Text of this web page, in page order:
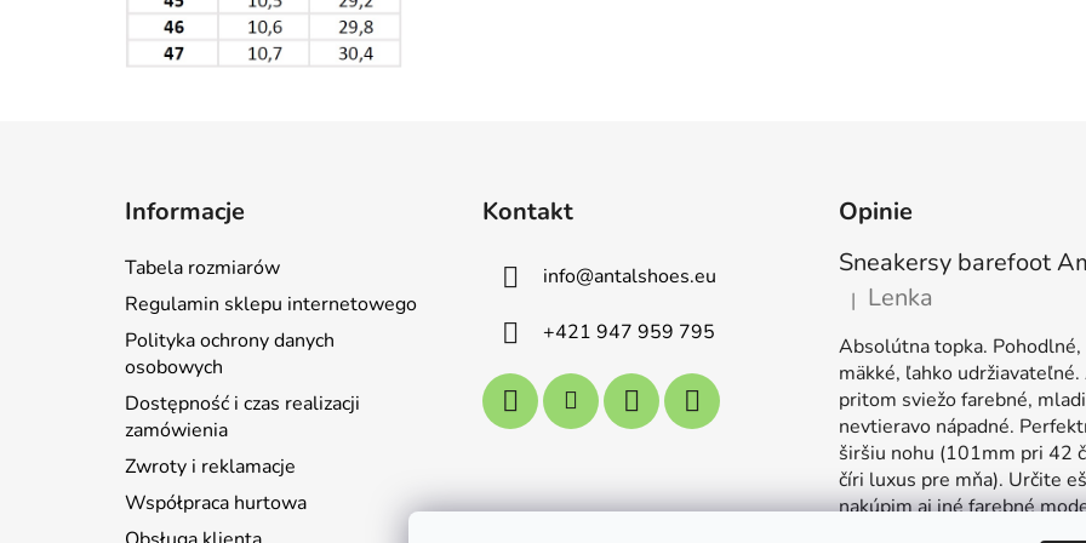
Informacje
Tabela rozmiarów
Regulamin sklepu internetowego
Polityka ochrony danych
osobowych
Dostępność i czas realizacji
zamówienia
Zwroty i reklamacje
Współpraca hurtowa
Kontakt
info@antalshoes.eu
+421 947 959 795
Opinie
Ocena produktu to 5 na 5
| Lenka
Absolútna topka. Pohodlné,
mäkké, ľahko udržiavateľné.
pritom sviežo farebné,
nevtieravo nápadné.
širšiu nohu (101mm pri 42
číri luxus pre mňa). Určite
nakúpim aj iné farebné